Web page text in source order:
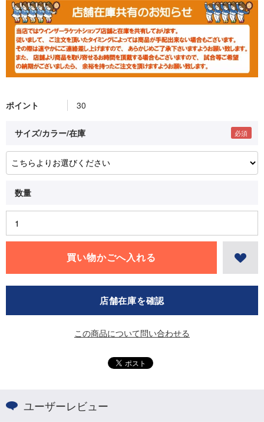
ポイント 30
サイズ/カラー/在庫
店舗在庫を確認
この商品について問い合わせる
ユーザーレビュー